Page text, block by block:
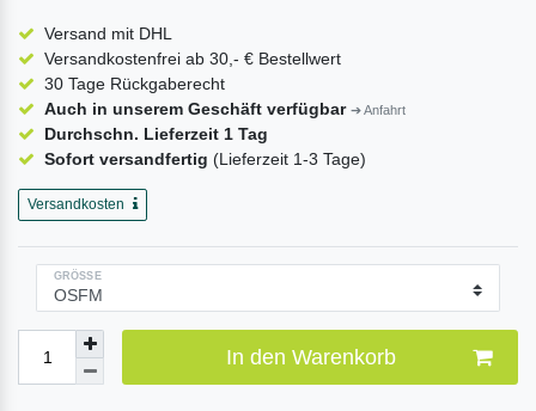
Versand mit DHL
Versandkostenfrei ab 30,- € Bestellwert
30 Tage Rückgaberecht
Auch in unserem Geschäft verfügbar ➔ Anfahrt
Durchschn. Lieferzeit 1 Tag
Sofort versandfertig (Lieferzeit 1-3 Tage)
Versandkosten
GRÖSSE
In den Warenkorb